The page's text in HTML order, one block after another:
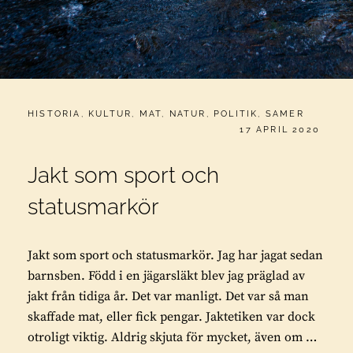
CATEGORIES:
HISTORIA , KULTUR , MAT, NATUR , POLITIK , SAMER
PUBLICERAT
17 APRIL 2020
Jakt som sport och
statusmarkör
Jakt som sport och statusmarkör. Jag har jagat sedan
barnsben. Född i en jägarsläkt blev jag präglad av
jakt från tidiga år. Det var manligt. Det var så man
skaffade mat, eller fick pengar. Jaktetiken var dock
otroligt viktig. Aldrig skjuta för mycket, även om …